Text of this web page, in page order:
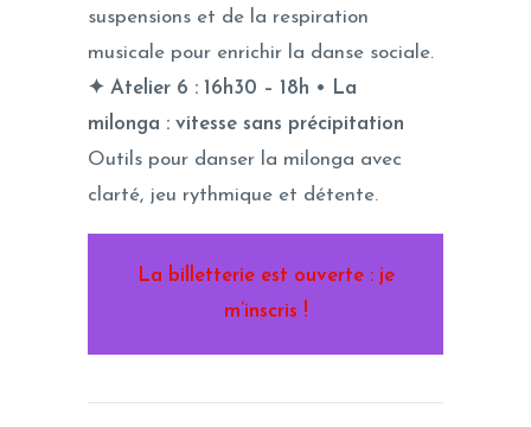
suspensions et de la respiration
musicale pour enrichir la danse sociale.
✦ Atelier 6 : 16h30 – 18h • La
milonga : vitesse sans précipitation
Outils pour danser la milonga avec
clarté, jeu rythmique et détente.
La billetterie est ouverte : je
m’inscris !